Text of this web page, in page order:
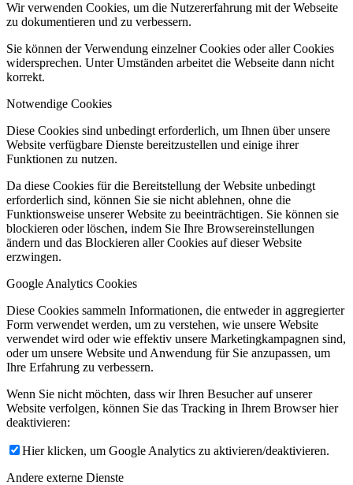
Wir verwenden Cookies, um die Nutzererfahrung mit der Webseite
zu dokumentieren und zu verbessern.
Sie können der Verwendung einzelner Cookies oder aller Cookies
widersprechen. Unter Umständen arbeitet die Webseite dann nicht
korrekt.
Notwendige Cookies
Diese Cookies sind unbedingt erforderlich, um Ihnen über unsere
Website verfügbare Dienste bereitzustellen und einige ihrer
Funktionen zu nutzen.
Da diese Cookies für die Bereitstellung der Website unbedingt
erforderlich sind, können Sie sie nicht ablehnen, ohne die
Funktionsweise unserer Website zu beeinträchtigen. Sie können sie
blockieren oder löschen, indem Sie Ihre Browsereinstellungen
ändern und das Blockieren aller Cookies auf dieser Website
erzwingen.
Google Analytics Cookies
Diese Cookies sammeln Informationen, die entweder in aggregierter
Form verwendet werden, um zu verstehen, wie unsere Website
verwendet wird oder wie effektiv unsere Marketingkampagnen sind,
oder um unsere Website und Anwendung für Sie anzupassen, um
Ihre Erfahrung zu verbessern.
Wenn Sie nicht möchten, dass wir Ihren Besucher auf unserer
Website verfolgen, können Sie das Tracking in Ihrem Browser hier
deaktivieren:
Hier klicken, um Google Analytics zu aktivieren/deaktivieren.
Andere externe Dienste